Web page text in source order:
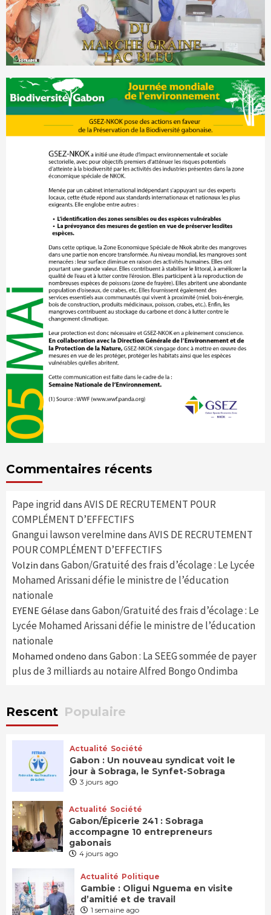
Commentaires récents
Pape ingrid dans AVIS DE RECRUTEMENT POUR
COMPLÉMENT D’EFFECTIFS
Gnangui lawson verelmine dans AVIS DE RECRUTEMENT
POUR COMPLÉMENT D’EFFECTIFS
Volzin dans Gabon/Gratuité des frais d’écolage : Le Lycée
Mohamed Arissani défie le ministre de l’éducation
nationale
EYENE Gélase dans Gabon/Gratuité des frais d’écolage : Le
Lycée Mohamed Arissani défie le ministre de l’éducation
nationale
Mohamed ondeno dans Gabon : La SEEG sommée de payer
plus de 3 milliards au notaire Alfred Bongo Ondimba
Rescent Populaire
Actualité Société
Gabon : Un nouveau syndicat voit le
jour à Sobraga, le Synfet-Sobraga
3 jours ago
Actualité Société
Gabon/Épicerie 241 : Sobraga
accompagne 10 entrepreneurs
gabonais
4 jours ago
Actualité Politique
Gambie : Oligui Nguema en visite
d’amitié et de travail
1 semaine ago